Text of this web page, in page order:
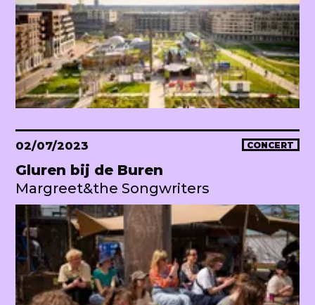
02/07/2023 CONCERT
Gluren bij de Buren
Margreet&the Songwriters